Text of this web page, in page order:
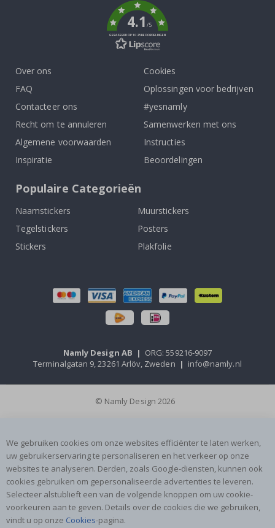
4.1/5
GEBASEERD OP 1025 BEOORDELINGEN
Over ons
FAQ
Contacteer ons
Recht om te annuleren
Algemene voorwaarden
Inspiratie
Cookies
Oplossingen voor bedrijven
#yesnamly
Samenwerken met ons
Instructies
Beoordelingen
Populaire Categorieën
Naamstickers
Muurstickers
Tegelstickers
Posters
Stickers
Plakfolie
Namly Design AB | ORG: 559216-9097
Terminalgatan 9, 23261 Arlöv, Zweden | info@namly.nl
© Namly Design 2026
We gebruiken cookies om onze websites efficiënter te laten werken,
uw gebruikerservaring te personaliseren en het verkeer op onze
websites te analyseren. Derden, zoals Google-diensten, kunnen ook
cookies gebruiken om gepersonaliseerde advertenties te leveren.
Selecteer alstublieft een van de volgende knoppen om uw cookie-
voorkeuren aan te geven. Details over de cookies die we gebruiken,
vindt u op onze Cookies-pagina.